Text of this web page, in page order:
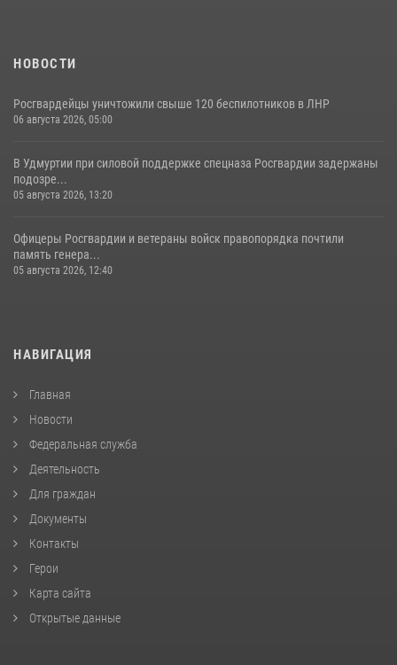
НОВОСТИ
Росгвардейцы уничтожили свыше 120 беспилотников в ЛНР
06 августа 2026, 05:00
В Удмуртии при силовой поддержке спецназа Росгвардии задержаны
подозре...
05 августа 2026, 13:20
Офицеры Росгвардии и ветераны войск правопорядка почтили
память генера...
05 августа 2026, 12:40
НАВИГАЦИЯ
Главная
Новости
Федеральная служба
Деятельность
Для граждан
Документы
Контакты
Герои
Карта сайта
Открытые данные